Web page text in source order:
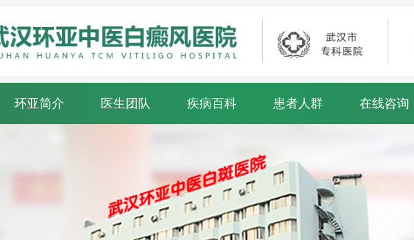
环亚简介 医生团队 疾病百科 患者人群 在线咨询